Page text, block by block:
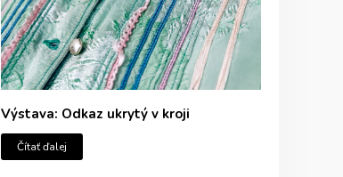
Výstava: Odkaz ukrytý v kroji
Čítať ďalej